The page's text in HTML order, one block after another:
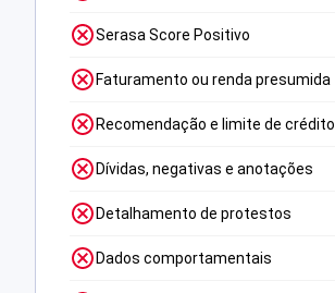
Serasa Score Positivo
Faturamento ou renda presumida
Recomendação e limite de crédito
Dívidas, negativas e anotações
Detalhamento de protestos
Dados comportamentais